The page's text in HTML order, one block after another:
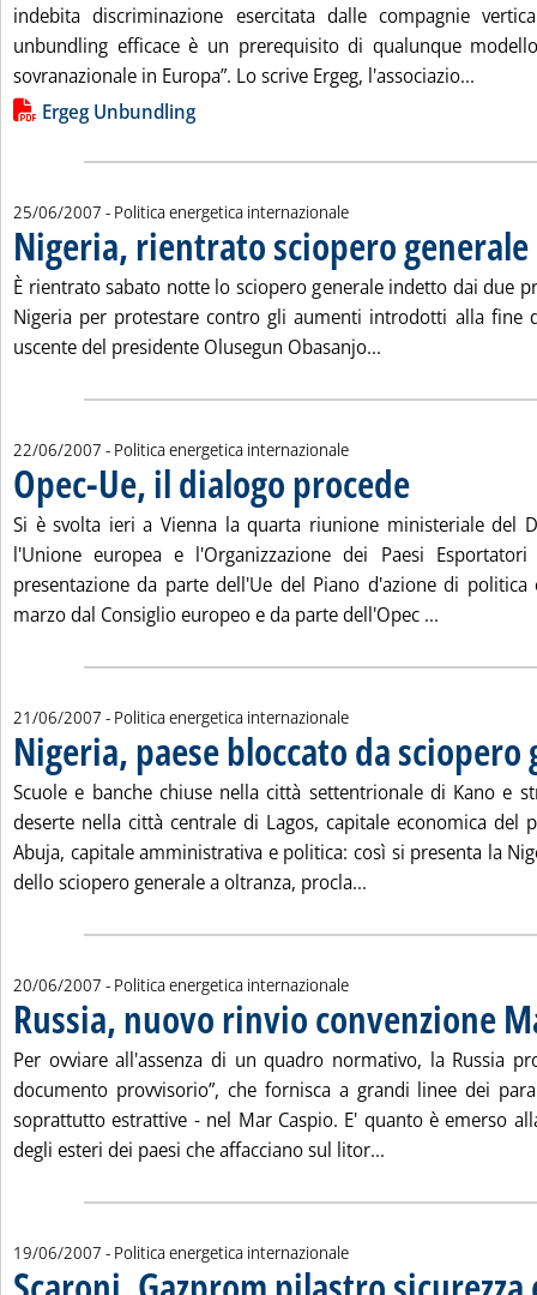
indebita discriminazione esercitata dalle compagnie
unbundling efficace è un prerequisito di qualunque
sovranazionale in Europa”. Lo scrive Ergeg, l'associazio...
Lista allegati PDF alla notizia
Ergeg Unbundling
25/06/2007 - Politica energetica internazionale
Nigeria, rientrato sciopero generale
È rientrato sabato notte lo sciopero generale indetto dai due
Nigeria per protestare contro gli aumenti introdotti alla fine
uscente del presidente Olusegun Obasanjo...
22/06/2007 - Politica energetica internazionale
Opec-Ue, il dialogo procede
Si è svolta ieri a Vienna la quarta riunione ministeriale del
l'Unione europea e l'Organizzazione dei Paesi
presentazione da parte dell'Ue del Piano d'azione di politica
marzo dal Consiglio europeo e da parte dell'Opec ...
21/06/2007 - Politica energetica internazionale
Nigeria, paese bloccato da sciopero
Scuole e banche chiuse nella città settentrionale di Kano e
deserte nella città centrale di Lagos, capitale economica del
Abuja, capitale amministrativa e politica: così si presenta la
dello sciopero generale a oltranza, procla...
20/06/2007 - Politica energetica internazionale
Russia, nuovo rinvio convenzione
Per ovviare all'assenza di un quadro normativo, la Russia
documento provvisorio”, che fornisca a grandi linee dei
soprattutto estrattive - nel Mar Caspio. E' quanto è emerso
degli esteri dei paesi che affacciano sul litor...
19/06/2007 - Politica energetica internazionale